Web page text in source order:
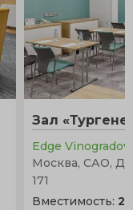
Зал
Edge
Москва, САО,
171
Вместимость: